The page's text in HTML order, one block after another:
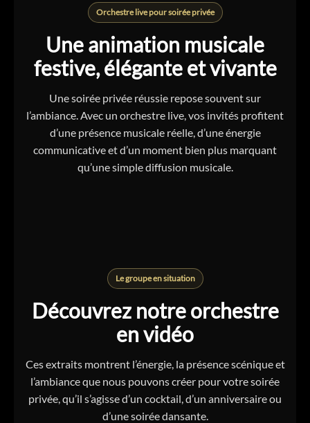
Orchestre live pour soirée privée
Une animation musicale
festive, élégante et vivante
Une soirée privée réussie repose souvent sur
l’ambiance. Avec un orchestre live, vos invités profitent
d’une présence musicale réelle, d’une énergie
communicative et d’un moment bien plus marquant
qu’une simple diffusion musicale.
Le groupe en situation
Découvrez notre orchestre
en vidéo
Ces extraits montrent l’énergie, la présence scénique et
l’ambiance que nous pouvons créer pour votre soirée
privée, qu’il s’agisse d’un cocktail, d’un anniversaire ou
d’une soirée dansante.